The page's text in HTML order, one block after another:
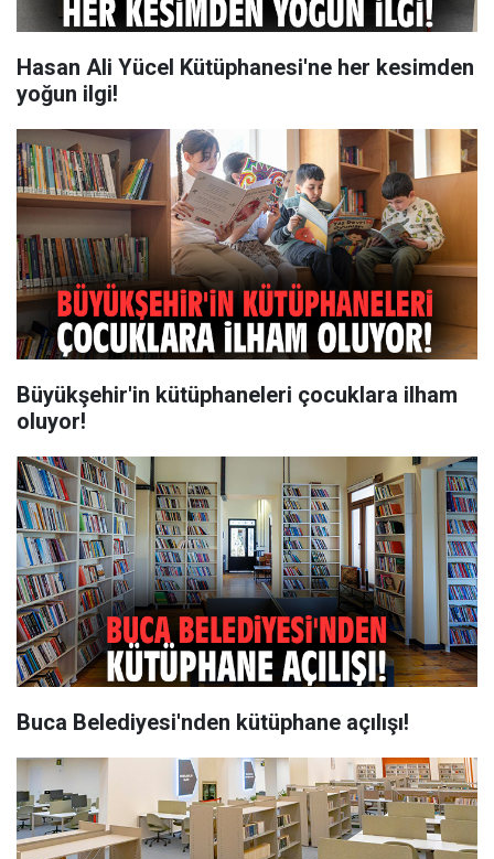
Hasan Ali Yücel Kütüphanesi'ne her kesimden
yoğun ilgi!
Büyükşehir'in kütüphaneleri çocuklara ilham
oluyor!
Buca Belediyesi'nden kütüphane açılışı!